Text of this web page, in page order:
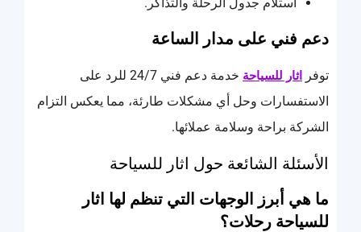
دعم فني على مدار الساعة
توفر اثار للسياحة
خدمة دعم فني 24/7 للرد على
الاستفسارات وحل أي مشكلات طارئة، مما يعكس التزام
الشركة براحة وسلامة عملائها.
الأسئلة الشائعة حول اثار للسياحة
ما هي أبرز الوجهات التي تنظم لها اثار
للسياحة رحلات؟